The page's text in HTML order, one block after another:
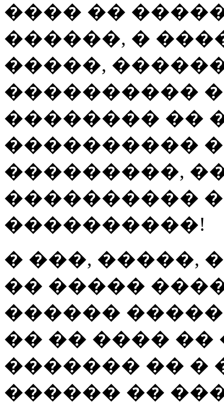
���� ��
������, �
�����,
����������
�������� ��
����������
���������,
����������
����������!
� ���, �����,
�� �����
������
�� �� ����
������� �� �
������ ��